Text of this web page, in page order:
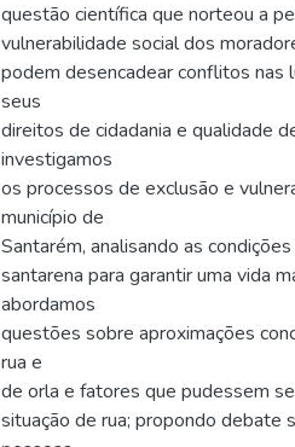
questão científica que norteou a
vulnerabilidade social dos
podem desencadear conflitos nas
seus
direitos de cidadania e qualidade
investigamos
os processos de exclusão e
município de
Santarém, analisando as
santarena para garantir uma vida
abordamos
questões sobre aproximações
rua e
de orla e fatores que pudessem
situação de rua; propondo debate